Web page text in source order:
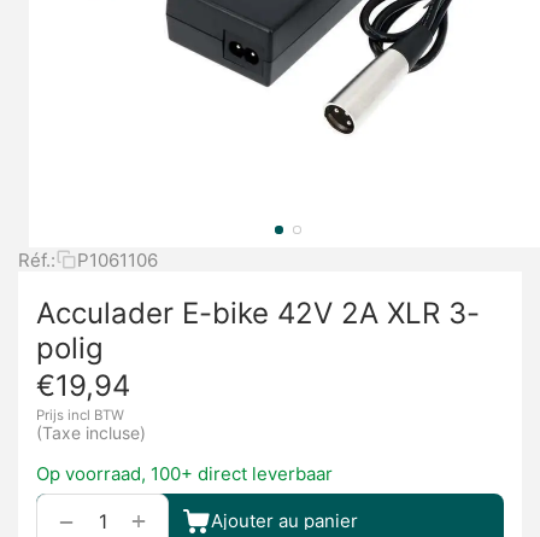
Réf.: P1061106
Acculader E-bike 42V 2A XLR 3-
polig
€19,94
Prijs incl BTW
(Taxe incluse)
Op voorraad, 100+ direct leverbaar
+
− Ajouter au panier